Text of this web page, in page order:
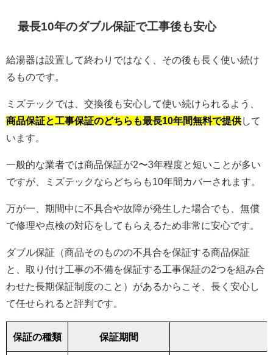
最長10年のダブル保証で工事後も安心
給湯器は設置して終わりではなく、その後も長く使い続け
るものです。
ミズテックでは、交換後も安心して使い続けられるよう、
商品保証と工事保証のどちらも最長10年間無料で提供して
います。
一般的な業者では商品保証が2〜3年程度と短いことが多い
ですが、ミズテックならどちらも10年間カバーされます。
万が一、期間中に不具合や故障が発生した場合でも、無償
で修理や点検の対応をしてもらえるため非常に安心です。
ダブル保証（商品そのものの不具合を保証する商品保証
と、取り付け工事の不備を保証する工事保証の2つを組み合
わせた長期保証制度のこと）があるからこそ、長く安心し
て任せられると評判です。
保証の種類 保証期間